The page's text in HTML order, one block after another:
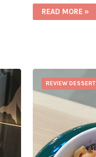
READ MORE »
REVIEW DESSERT